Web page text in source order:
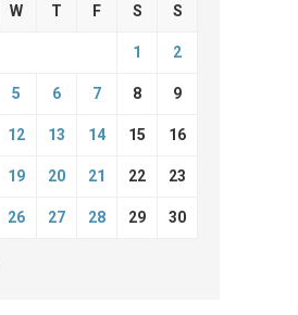
W T F S S
1 2
5 6 7 8 9
12 13 14 15 16
19 20 21 22 23
26 27 28 29 30